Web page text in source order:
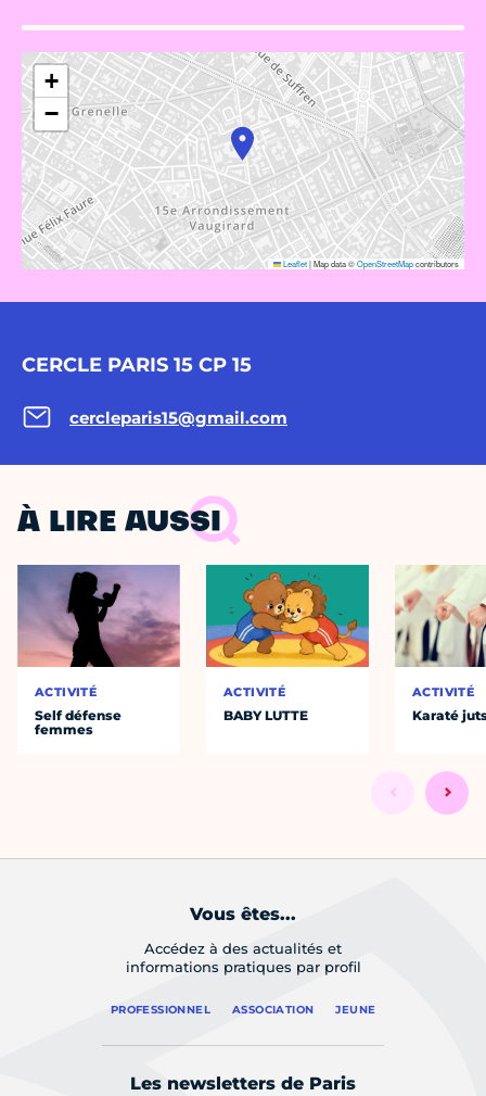
+
−
Leaflet|Map data ©OpenStreetMapcontributors
CERCLE PARIS 15 CP 15
cercleparis15@gmail.com
À LIRE AUSSI
ACTIVITÉ
Self défense
femmes
ACTIVITÉ
BABY LUTTE
ACTIVITÉ
Karaté
Vous êtes...
Accédez à des actualités et
informations pratiques par profil
PROFESSIONNEL ASSOCIATION JEUNE
Les newsletters de Paris